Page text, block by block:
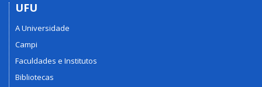
UFU
A Universidade
Campi
Faculdades e Institutos
Bibliotecas